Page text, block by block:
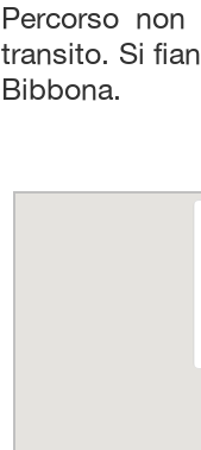
Percorso
transito. Si
Bibbona.